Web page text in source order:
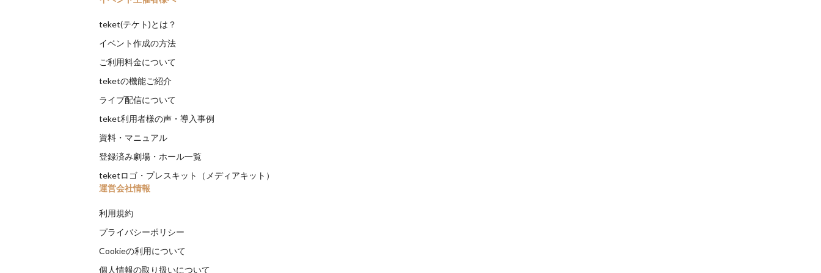
teket(テケト)とは？
イベント作成の方法
ご利用料金について
teketの機能ご紹介
ライブ配信について
teket利用者様の声・導入事例
資料・マニュアル
登録済み劇場・ホール一覧
teketロゴ・プレスキット（メディアキット）
運営会社情報
利用規約
プライバシーポリシー
Cookieの利用について
個人情報の取り扱いについて